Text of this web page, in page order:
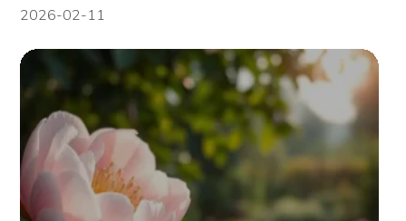
2026-02-11